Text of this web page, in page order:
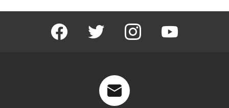
facebook twitter instagram youtube